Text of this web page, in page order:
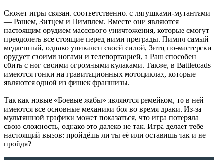
Boycenunse:Добавьте пожалуйста саундтрек из игры NFS
Most Wanted, которая 2005 года.
Mifman:Добро пожаловать на игровой сайт mifman.ru
Делитесь играми с друзьями и добавляйте сайт в избранное.
В этом чате Вы можете общаться. Пишите свои отзывы и
комментарии к играм.
Сюжет игры связан, соответственно, с лягушками-мутантами
— Рашем, Зитцем и Пимплем. Вместе они являются
настоящим орудием массового уничтожения, которые смогут
преодолеть все стоящие перед ними преграды. Пимпл самый
медленный, однако уникален своей силой, Зитц по-мастерски
орудует своими ногами и телепортацией, а Раш способен
сбить с ног своими огромными кулаками. Также, в Battletoads
имеются гонки на гравитационных мотоциклах, которые
являются одной из фишек франшизы.
Так как новые «Боевые жабы» являются ремейком, то в ней
имеются все основные механики боя во время драки. Из-за
мультяшной графики может показаться, что игра потеряла
свою сложность, однако это далеко не так. Игра делает тебе
настоящий вызов: пройдёшь ли ты её или оставишь так и не
пройдя?